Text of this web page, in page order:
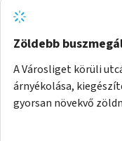
gyerekek bevonására
több korosztály
Zöldebb
A Városliget körüli
árnyékolása,
gyorsan növekvő